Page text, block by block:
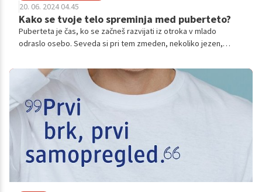
20. 06. 2024 04.45
Kako se tvoje telo spreminja med puberteto?
Puberteta je čas, ko se začneš razvijati iz otroka v mlado
odraslo osebo. Seveda si pri tem zmeden, nekoliko jezen,
dogaja s tabo, kajne? Poglejmo si, kako se tvoje telo spreminja
med puberteto in zakaj tvoja občutja niso nič neobičajnega.